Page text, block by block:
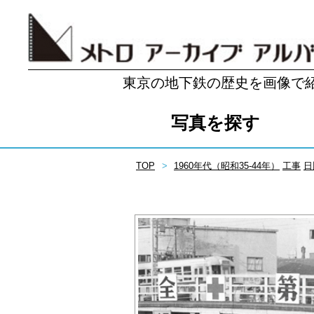
東京の地下鉄の歴史を画像で
写真を探す
TOP 1960年代（昭和35-44年） 工事